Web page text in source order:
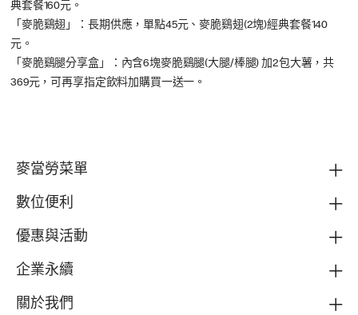
典套餐160元。
「麥脆鷄翅」：長期供應，單點45元、麥脆鷄翅(2塊)經典套餐140
元。
「麥脆鷄腿分享盒」：內含6塊麥脆鷄腿(大腿/棒腿) 加2包大薯，共
369元，可再享指定飲料加購買一送一。
麥當勞菜單
數位便利
優惠與活動
企業永續
關於我們